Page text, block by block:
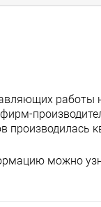
работы
производилась
можно